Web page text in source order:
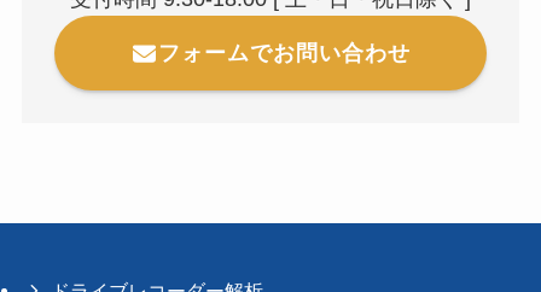
フォームでお問い合わせ